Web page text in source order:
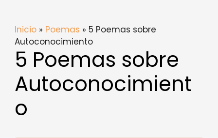
Inicio » Poemas » 5 Poemas sobre
Autoconocimiento
5 Poemas sobre
Autoconocimient
o